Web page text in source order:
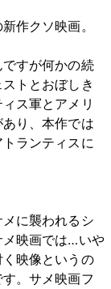
作クソ映画。
すが何かの続
トとおぼしき
ス軍とアメリ
り、本作では
ランティスに
に襲われるシ
メ映画では…いや
映像というの
。サメ映画フ